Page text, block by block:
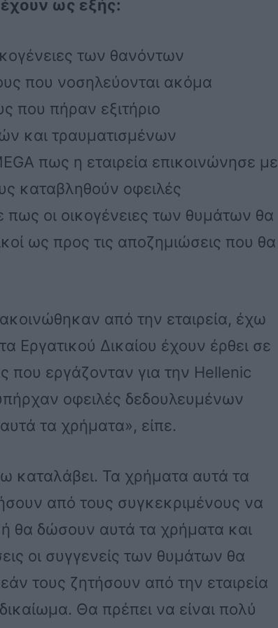
ως εξής:
των θανόντων
που νοσηλεύονται ακόμα
που πήραν εξιτήριο
και τραυματισμένων
πως η εταιρεία επικοινώνησε με
καταβληθούν οφειλές
οι οικογένειες των θυμάτων θα
ως προς τις αποζημιώσεις που θα
από την εταιρεία, έχω
Εργατικού Δικαίου έχουν έρθει σε
εργάζονταν για την Hellenic
οφειλές δεδουλευμένων
τα χρήματα», είπε.
καταλάβει. Τα χρήματα αυτά τα
από τους συγκεκριμένους να
θα δώσουν αυτά τα χρήματα και
οι συγγενείς των θυμάτων θα
τους ζητήσουν από την εταιρεία
Θα πρέπει να είναι πολύ